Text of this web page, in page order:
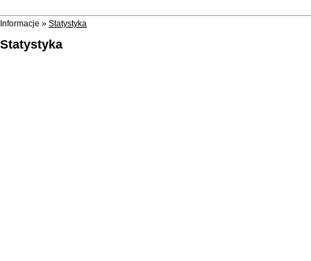
Informacje » Statystyka
Statystyka